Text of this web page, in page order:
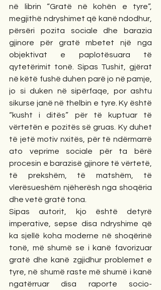
në librin “Gratë në kohën e tyre”,
megjithë ndryshimet që kanë ndodhur,
përsëri pozita sociale dhe barazia
gjinore për gratë mbetet një nga
objektivat e paplotësuara të
qytetërimit tonë. Sipas Tushit, gjërat
në këtë fushë duhen parë jo në pamje,
jo si duken në sipërfaqe, por ashtu
sikurse janë në thelbin e tyre. Ky është
“kusht i ditës” për të kuptuar të
vërtetën e pozitës së gruas. Ky duhet
të jetë motiv nxitës, për të ndërmarrë
ato veprime sociale për ta bërë
procesin e barazisë gjinore të vërtetë,
të prekshëm, të matshëm, të
vlerësueshëm njëherësh nga shoqëria
dhe vetë gratë tona.
Sipas autorit, kjo është detyrë
imperative, sepse disa ndryshime që
ka sjellë koha moderne në shoqërinë
tonë, më shumë se i kanë favorizuar
gratë dhe kanë zgjidhur problemet e
tyre, në shumë raste më shumë i kanë
ngatërruar disa raporte socio-